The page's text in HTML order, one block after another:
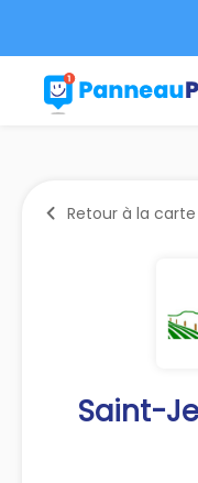
Retour à la carte
Saint-